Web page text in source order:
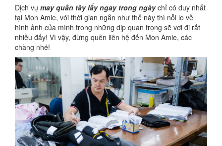
Dịch vụ may quần tây lấy ngay trong ngàychỉ có duy nhất
tại Mon Amie, với thời gian ngắn như thế này thì nỗi lo về
hình ảnh của mình trong những dịp quan trọng sẽ vơi đi rất
nhiều đấy! Vì vậy, đừng quên liên hệ đến Mon Amie, các
chàng nhé!